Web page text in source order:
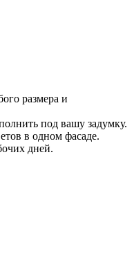
размера и
под вашу задумку.
в одном фасаде.
дней.